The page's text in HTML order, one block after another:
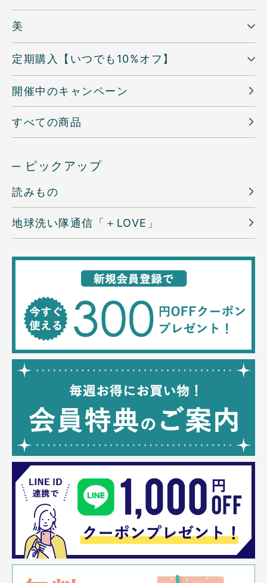
美
定期購入【いつでも10%オフ】
開催中のキャンペーン
すべての商品
─ ピックアップ
読みもの
地球洗い隊通信「＋LOVE」